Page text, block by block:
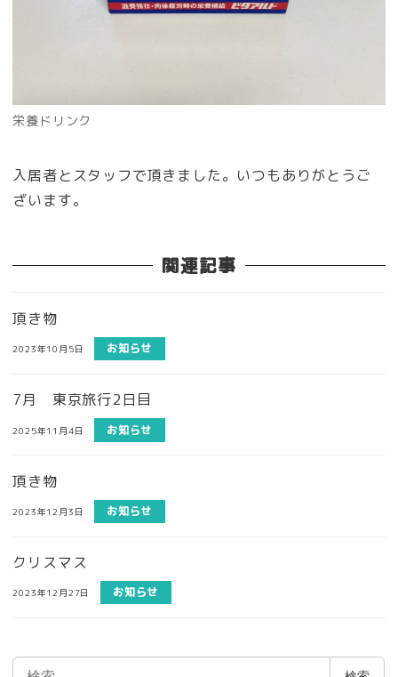
栄養ドリンク
入居者とスタッフで頂きました。いつもありがとうご
ざいます。
関連記事
頂き物
2023年10月5日 お知らせ
7月 東京旅行2日目
2025年11月4日 お知らせ
頂き物
2023年12月3日 お知らせ
クリスマス
2023年12月27日 お知らせ
検